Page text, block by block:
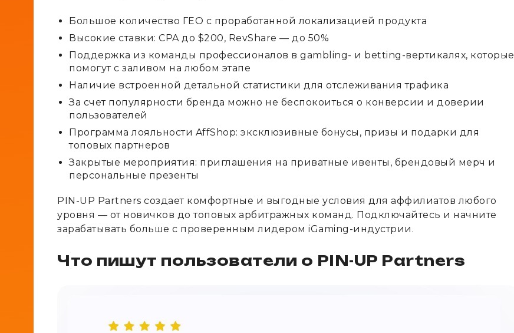
Большое количество ГЕО с проработанной локализацией продукта
Высокие ставки: CPA до $200, RevShare — до 50%
Поддержка из команды профессионалов в gambling- и betting-вертикалях, которые
помогут с заливом на любом этапе
Наличие встроенной детальной статистики для отслеживания трафика
За счет популярности бренда можно не беспокоиться о конверсии и доверии
пользователей
Программа лояльности AffShop: эксклюзивные бонусы, призы и подарки для
топовых партнеров
Закрытые мероприятия: приглашения на приватные ивенты, брендовый мерч и
персональные презенты
PIN-UP Partners создает комфортные и выгодные условия для аффилиатов любого
уровня — от новичков до топовых арбитражных команд. Подключайтесь и начните
зарабатывать больше с проверенным лидером iGaming-индустрии.
Что пишут пользователи о PIN-UP Partners